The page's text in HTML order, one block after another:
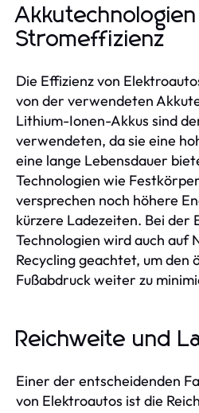
Akkutechnologien
Stromeffizienz
Die Effizienz von
von der verwendeten
Lithium-Ionen-Akkus sind
verwendeten, da sie eine
eine lange Lebensdauer
Technologien wie
versprechen noch höhere
kürzere Ladezeiten. Bei der
Technologien wird auch auf
Recycling geachtet, um den
Fußabdruck weiter zu
Reichweite und
Einer der entscheidenden
von Elektroautos ist die